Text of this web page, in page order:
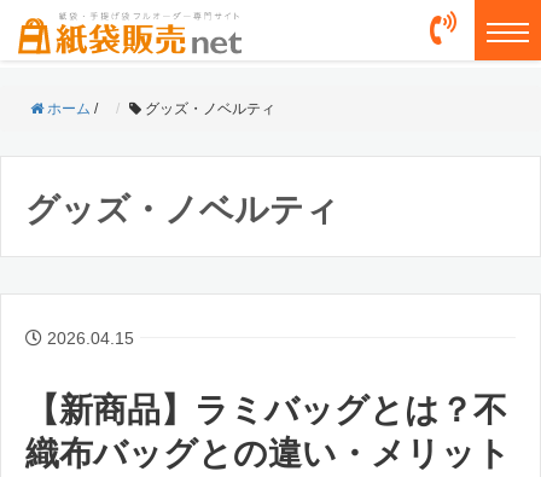
ホーム / グッズ・ノベルティ
グッズ・ノベルティ
2026.04.15
【新商品】ラミバッグとは？不
織布バッグとの違い・メリット